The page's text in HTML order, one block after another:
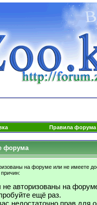
Правила форума
форума
на форуме или не имеете
авторизованы на
ещё раз.